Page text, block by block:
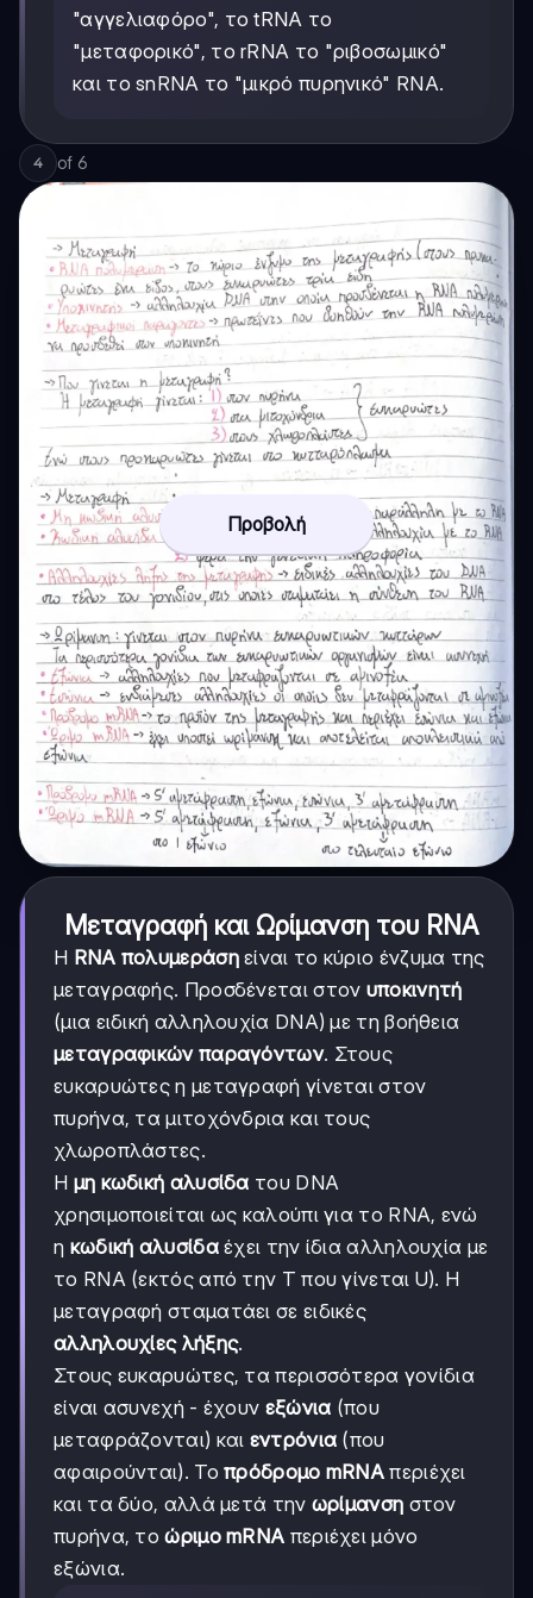
"αγγελιαφόρο", το tRNA το
"μεταφορικό", το rRNA το "ριβοσωμικό"
και το snRNA το "μικρό πυρηνικό" RNA.
4 of 6
Προβολή
Μεταγραφή και Ωρίμανση του RNA
Η RNA πολυμεράσηείναι το κύριο ένζυμα της
μεταγραφής. Προσδένεται στον υποκινητή
(μια ειδική αλληλουχία DNA) με τη βοήθεια
μεταγραφικών παραγόντων. Στους
ευκαρυώτες η μεταγραφή γίνεται στον
πυρήνα, τα μιτοχόνδρια και τους
χλωροπλάστες.
Η μη κωδική αλυσίδα του DNA
χρησιμοποιείται ως καλούπι για το RNA, ενώ
η κωδική αλυσίδαέχει την ίδια αλληλουχία με
το RNA (εκτός από την Τ που γίνεται U). Η
μεταγραφή σταματάει σε ειδικές
αλληλουχίες λήξης.
Στους ευκαρυώτες, τα περισσότερα γονίδια
είναι ασυνεχή - έχουν εξώνια (που
μεταφράζονται) και εντρόνια (που
αφαιρούνται). Τοπρόδρομο mRNA περιέχει
και τα δύο, αλλά μετά την ωρίμανση στον
πυρήνα, τοώριμο mRNA περιέχει μόνο
εξώνια.